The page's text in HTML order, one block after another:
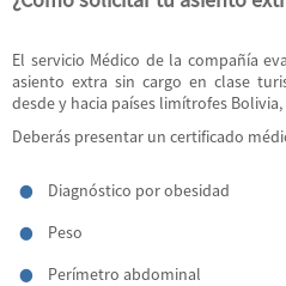
El servicio Médico de la compañía
asiento extra sin cargo en clase
desde y hacia países limítrofes
Deberás presentar un certificado
Diagnóstico por obesidad
Peso
Perímetro abdominal